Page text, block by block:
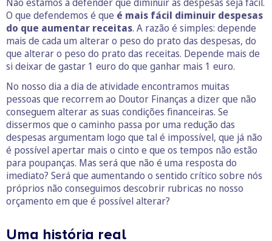
O que defendemos é que é mais fácil diminuir despesas
do que aumentar receitas. A razão é simples: depende
mais de cada um alterar o peso do prato das despesas, do
que alterar o peso do prato das receitas. Depende mais de
si deixar de gastar 1 euro do que ganhar mais 1 euro.
No nosso dia a dia de atividade encontramos muitas
pessoas que recorrem ao Doutor Finanças a dizer que não
conseguem alterar as suas condições financeiras. Se
dissermos que o caminho passa por uma redução das
despesas argumentam logo que tal é impossível, que já não
é possível apertar mais o cinto e que os tempos não estão
para poupanças. Mas será que não é uma resposta do
imediato? Será que aumentando o sentido crítico sobre nós
próprios não conseguimos descobrir rubricas no nosso
orçamento em que é possível alterar?
Uma história real